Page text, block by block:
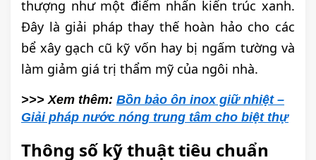
thượng như một điểm nhấn kiến trúc xanh.
Đây là giải pháp thay thế hoàn hảo cho các
bể xây gạch cũ kỹ vốn hay bị ngấm tường và
làm giảm giá trị thẩm mỹ của ngôi nhà.
>>> Xem thêm: Bồn bảo ôn inox giữ nhiệt –
Giải pháp nước nóng trung tâm cho biệt thự
Thông số kỹ thuật tiêu chuẩn